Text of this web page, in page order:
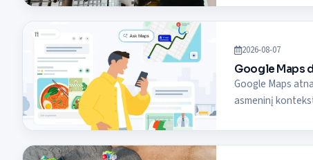
2026-08-07
Google Maps
Google Maps
asmeninį